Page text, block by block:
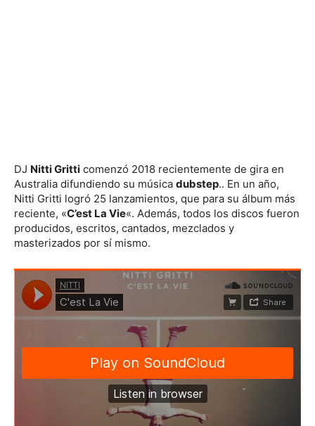
DJ Nitti Gritti comenzó 2018 recientemente de gira en
Australia difundiendo su música dubstep.. En un año,
Nitti Gritti logró 25 lanzamientos, que para su álbum más
reciente, «C’est La Vie«. Además, todos los discos fueron
producidos, escritos, cantados, mezclados y
masterizados por sí mismo.